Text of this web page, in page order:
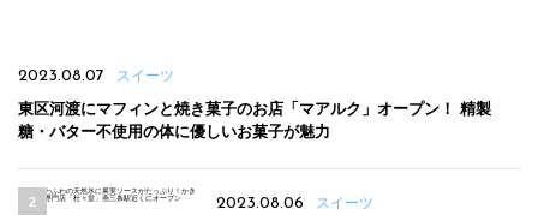
2023.08.07 スイーツ
東区河渡にマフィンと焼き菓子のお店「マアルク」オープン！ 精製
糖・バター不使用の体に優しいお菓子が魅力
2023.08.06 スイーツ